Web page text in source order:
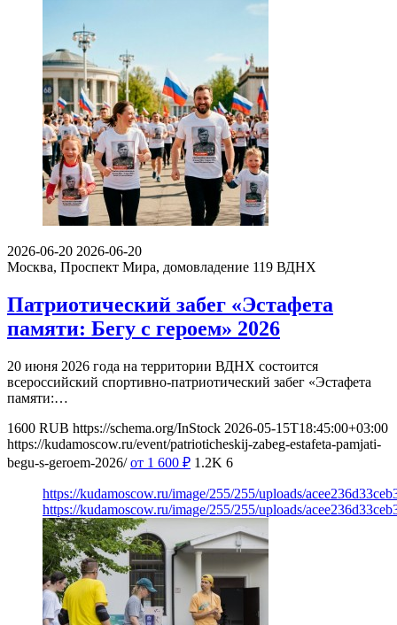
2026-06-20 2026-06-20
Москва, Проспект Мира, домовладение 119 ВДНХ
Патриотический забег «Эстафета
памяти: Бегу с героем» 2026
20 июня 2026 года на территории ВДНХ состоится
всероссийский спортивно-патриотический забег «Эстафета
памяти:…
1600 RUB https://schema.org/InStock 2026-05-15T18:45:00+03:00
https://kudamoscow.ru/event/patrioticheskij-zabeg-estafeta-pamjati-
begu-s-geroem-2026/ от 1 600 ₽ 1.2K 6
https://kudamoscow.ru/image/255/255/uploads/
https://kudamoscow.ru/image/255/255/uploads/